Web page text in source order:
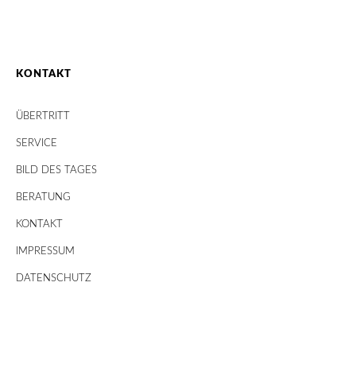
KONTAKT
ÜBERTRITT
SERVICE
BILD DES TAGES
BERATUNG
KONTAKT
IMPRESSUM
DATENSCHUTZ